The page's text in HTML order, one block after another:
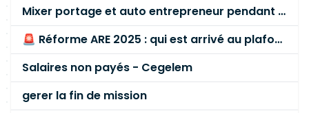
Mixer portage et auto entrepreneur pendant des années - quel risque ?
🚨 Réforme ARE 2025 : qui est arrivé au plafond des 60 % en gardant son entreprise ?
Salaires non payés - Cegelem
gerer la fin de mission